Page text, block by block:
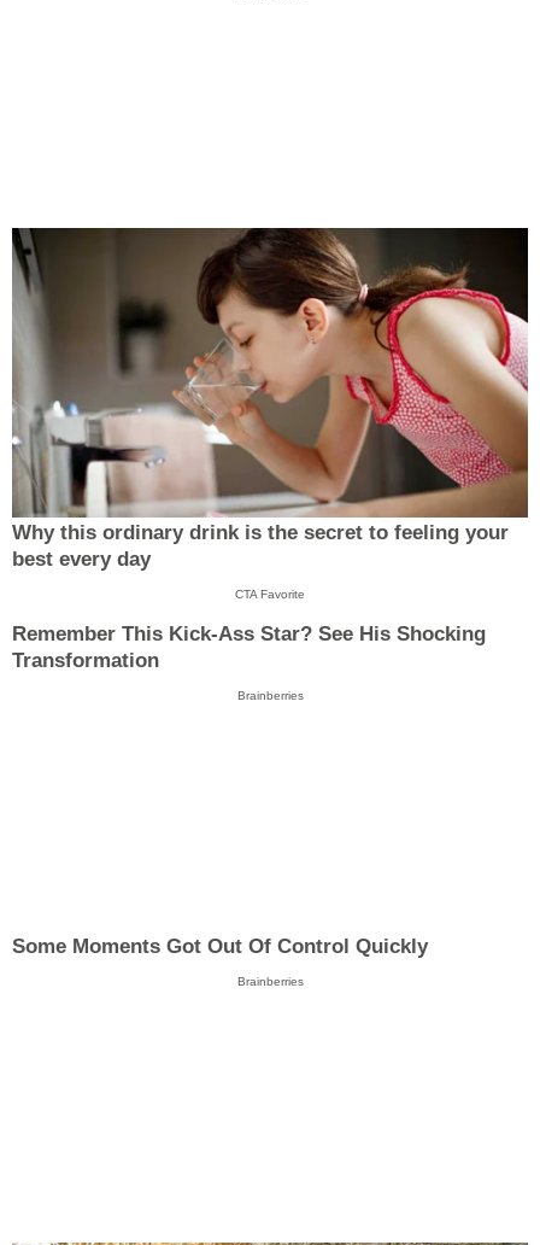
Why this ordinary drink is the secret to feeling your
best every day
CTA Favorite
Remember This Kick-Ass Star? See His Shocking
Transformation
Brainberries
Some Moments Got Out Of Control Quickly
Brainberries